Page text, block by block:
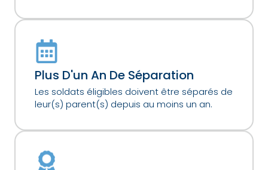
Plus D'un An De Séparation
Les soldats éligibles doivent être séparés de
leur(s) parent(s) depuis au moins un an.